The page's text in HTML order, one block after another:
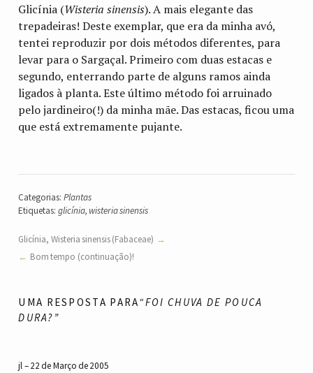
Glicínia (Wisteria sinensis). A mais elegante das
trepadeiras! Deste exemplar, que era da minha avó,
tentei reproduzir por dois métodos diferentes, para
levar para o Sargaçal. Primeiro com duas estacas e
segundo, enterrando parte de alguns ramos ainda
ligados à planta. Este último método foi arruinado
pelo jardineiro(!) da minha mãe. Das estacas, ficou uma
que está extremamente pujante.
Categorias: Plantas
Etiquetas: glicínia, wisteria sinensis
Glicínia, Wisteria sinensis (Fabaceae)
Bom tempo (continuação)!
UMA RESPOSTA PARA“FOI CHUVA DE POUCA
DURA?”
jl 22 de Março de 2005